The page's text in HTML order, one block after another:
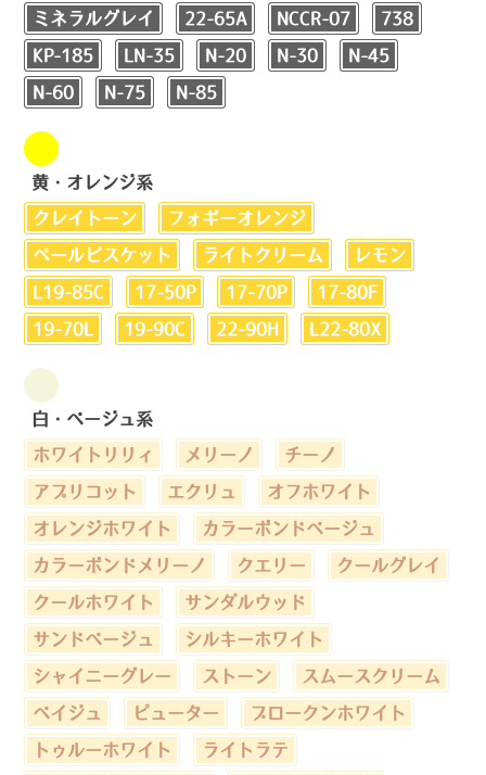
ミネラルグレイ 22-65A NCCR-07 738
KP-185 LN-35 N-20 N-30 N-45
N-60 N-75 N-85
黄・オレンジ系
クレイトーン フォギーオレンジ
ペールビスケット ライトクリーム レモン
L19-85C 17-50P 17-70P 17-80F
19-70L 19-90C 22-90H L22-80X
白・ベージュ系
ホワイトリリィ メリーノ チーノ
アプリコット エクリュ オフホワイト
オレンジホワイト カラーボンドベージュ
カラーボンドメリーノ クエリー クールグレイ
クールホワイト サンダルウッド
サンドベージュ シルキーホワイト
シャイニーグレー ストーン スムースクリーム
ベイジュ ピューター ブロークンホワイト
トゥルーホワイト ライトラテ